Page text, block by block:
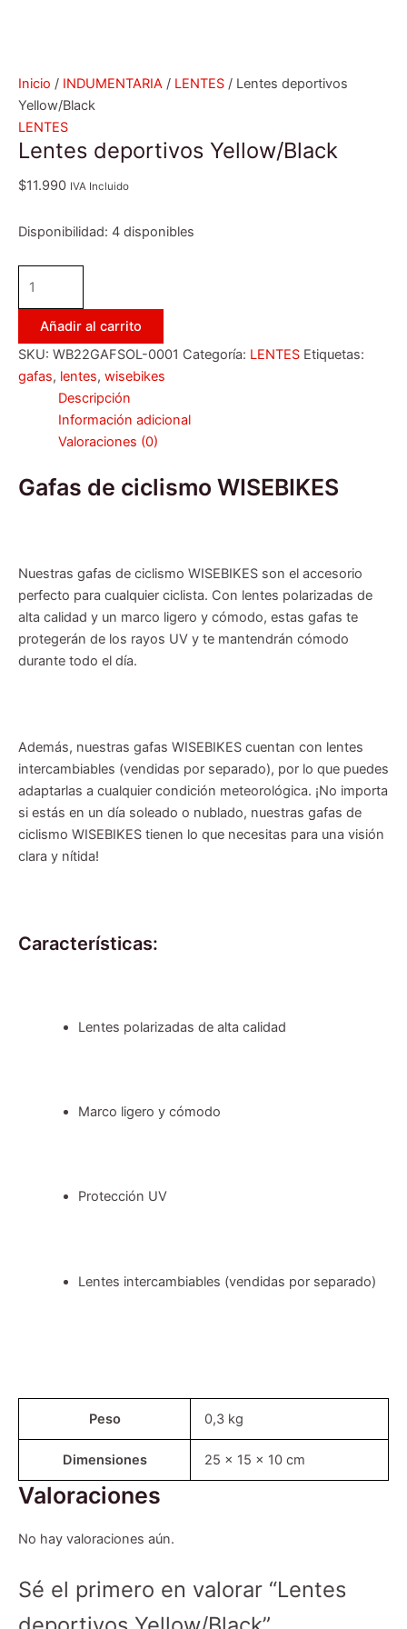
Inicio / INDUMENTARIA / LENTES / Lentes deportivos
Yellow/Black
LENTES
Lentes deportivos Yellow/Black
$11.990 IVA Incluido
Disponibilidad: 4 disponibles
Añadir al carrito
SKU: WB22GAFSOL-0001 Categoría: LENTES Etiquetas:
gafas, lentes, wisebikes
Descripción
Información adicional
Valoraciones (0)
Gafas de ciclismo WISEBIKES
Nuestras gafas de ciclismo WISEBIKES son el accesorio
perfecto para cualquier ciclista. Con lentes polarizadas de
alta calidad y un marco ligero y cómodo, estas gafas te
protegerán de los rayos UV y te mantendrán cómodo
durante todo el día.
Además, nuestras gafas WISEBIKES cuentan con lentes
intercambiables (vendidas por separado), por lo que puedes
adaptarlas a cualquier condición meteorológica. ¡No importa
si estás en un día soleado o nublado, nuestras gafas de
ciclismo WISEBIKES tienen lo que necesitas para una visión
clara y nítida!
Características:
Lentes polarizadas de alta calidad
Marco ligero y cómodo
Protección UV
Lentes intercambiables (vendidas por separado)
Peso 0,3 kg
Dimensiones 25 × 15 × 10 cm
Valoraciones
No hay valoraciones aún.
Sé el primero en valorar “Lentes